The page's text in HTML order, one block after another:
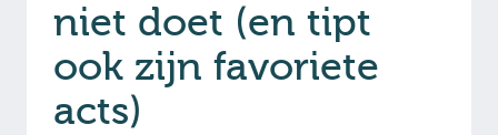
niet doet (en tipt
ook zijn favoriete
acts)